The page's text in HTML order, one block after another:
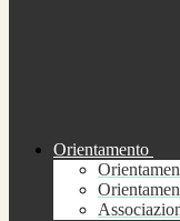
Orientamento